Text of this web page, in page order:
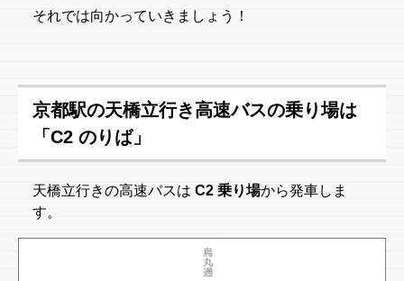
それでは向かっていきましょう！
京都駅の天橋立行き高速バスの乗り場は
「C2 のりば」
天橋立行きの高速バスは C2 乗り場から発車しま
す。